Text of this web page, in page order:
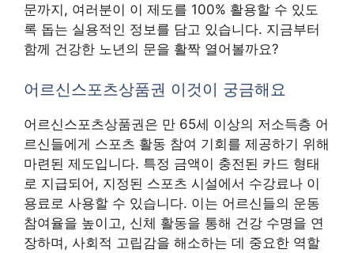
문까지, 여러분이 이 제도를 100% 활용할 수 있도
록 돕는 실용적인 정보를 담고 있습니다. 지금부터
함께 건강한 노년의 문을 활짝 열어볼까요?
어르신스포츠상품권 이것이 궁금해요
어르신스포츠상품권은 만 65세 이상의 저소득층 어
르신들에게 스포츠 활동 참여 기회를 제공하기 위해
마련된 제도입니다. 특정 금액이 충전된 카드 형태
로 지급되어, 지정된 스포츠 시설에서 수강료나 이
용료로 사용할 수 있습니다. 이는 어르신들의 운동
참여율을 높이고, 신체 활동을 통해 건강 수명을 연
장하며, 사회적 고립감을 해소하는 데 중요한 역할